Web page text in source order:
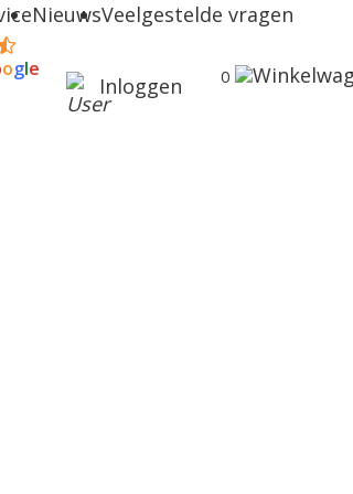
NieuwsVeelgestelde vragen
ogle
Inloggen 0